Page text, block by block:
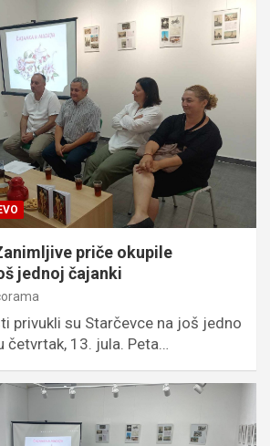
priče okupile
jednoj čajanki
privukli su Starčevce na još jedno
četvrtak, 13. jula. Peta…